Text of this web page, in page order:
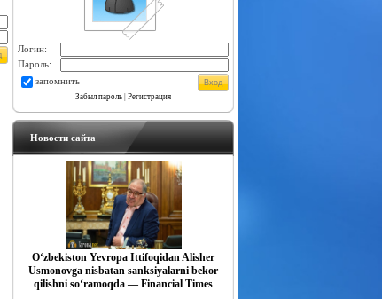
Логин:
Пароль:
запомнить
Забыл пароль| Регистрация
Новости сайта
O‘zbekiston Yevropa Ittifoqidan Alisher
Usmonovga nisbatan sanksiyalarni bekor
qilishni so‘ramoqda — Financial Times